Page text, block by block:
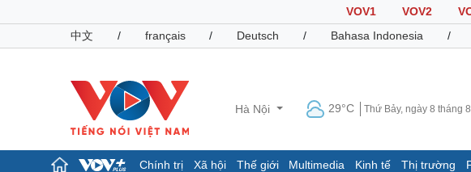
VOV1 VOV2
中文
/ français / Deutsch / Bahasa Indonesia /
Hà Nội 29°C Thứ Bảy, ngày 8 tháng
Chính trị Xã hội Thế giới Multimedia Kinh tế Thị trường